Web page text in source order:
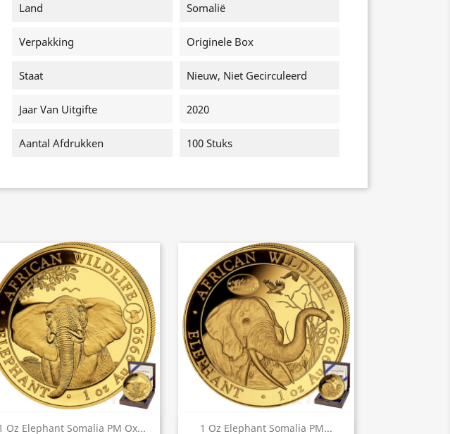
Land Somalië
Verpakking Originele Box
Staat Nieuw, Niet Gecirculeerd
Jaar Van Uitgifte 2020
Aantal Afdrukken 100 Stuks
Oz Elephant Somalia PM Ox... 1 Oz Elephant Somalia PM...